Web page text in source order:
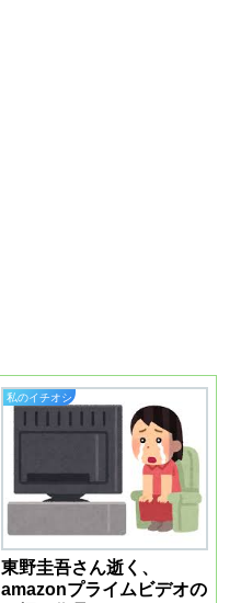
私のイチオシ
東野圭吾さん逝く、
amazonプライムビデオの